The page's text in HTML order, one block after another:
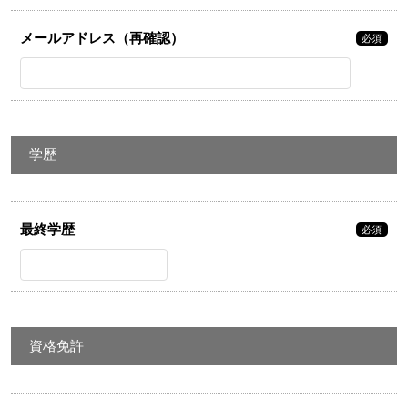
メールアドレス（再確認） 必須
学歴
最終学歴 必須
資格免許